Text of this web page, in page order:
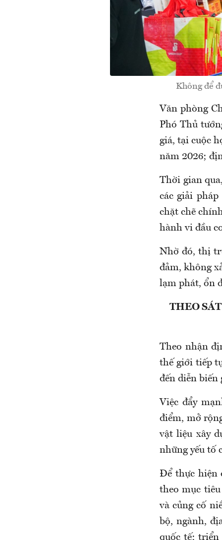
Không để
Văn phòng
Phó Thủ
giá, tại cuộc
năm 2026;
Thời gian
các giải
chặt chẽ
hành vi đầu
Nhờ đó, thị
đảm, không
lạm phát, ổn
THEO
Theo nhận
thế giới tiếp
đến diễn biến
Việc đẩy
điểm, mở
vật liệu xây
những yếu tố
Để thực hiện
theo mục
và củng cố
bộ, ngành,
quốc tế;